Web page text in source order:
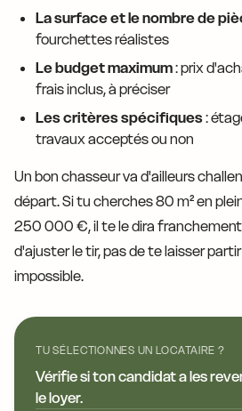
La surface et le nombre de
fourchettes réalistes
Le budget maximum: prix
frais inclus, à préciser
Les critères spécifiques:
travaux acceptés ou non
Un bon chasseur va d'ailleurs
départ. Si tu cherches 80 m² en
250 000 €, il te le dira
d'ajuster le tir, pas de te laisser
impossible.
TU SÉLECTIONNES UN LOCATAIRE ?
Vérifie si ton candidat a les
le loyer.